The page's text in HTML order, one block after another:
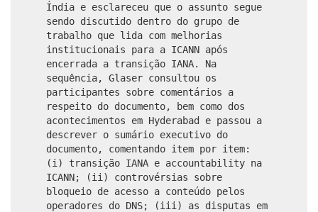
Índia e esclareceu que o assunto segue
sendo discutido dentro do grupo de
trabalho que lida com melhorias
institucionais para a ICANN após
encerrada a transição IANA. Na
sequência, Glaser consultou os
participantes sobre comentários a
respeito do documento, bem como dos
acontecimentos em Hyderabad e passou a
descrever o sumário executivo do
documento, comentando item por item:
(i) transição IANA e accountability na
ICANN; (ii) controvérsias sobre
bloqueio de acesso a conteúdo pelos
operadores do DNS; (iii) as disputas em